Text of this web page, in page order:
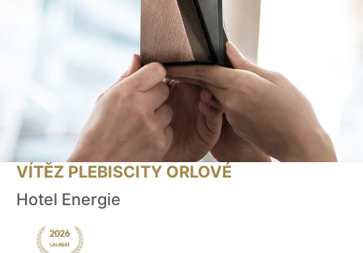
VÍTĚZ PLEBISCITY ORLOVÉ
Hotel Energie